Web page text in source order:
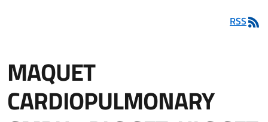
RSS
MAQUET
CARDIOPULMONARY